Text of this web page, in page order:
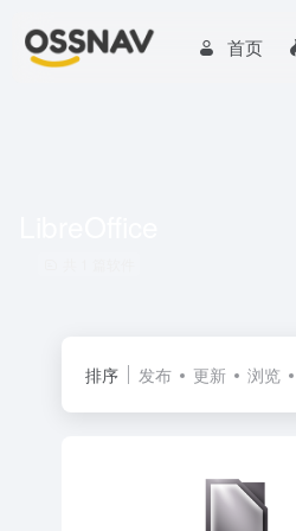
首页
排序 发布 更新 浏览